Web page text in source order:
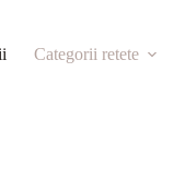
Categorii retete